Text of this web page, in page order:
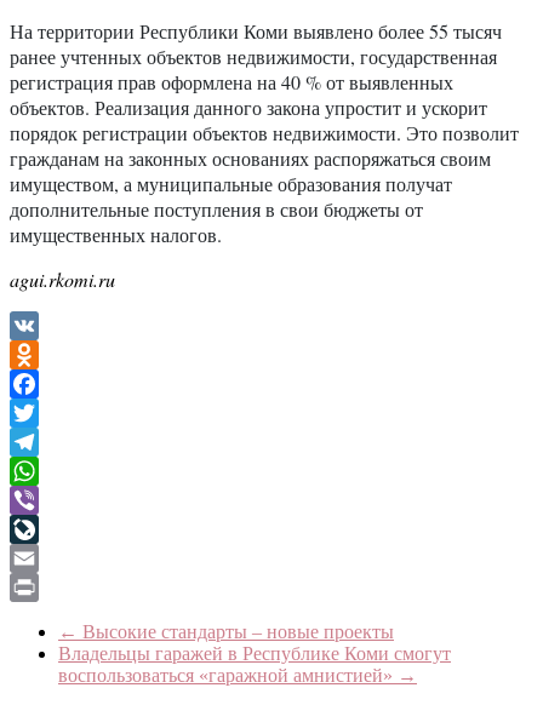
На территории Республики Коми выявлено более 55 тысяч
ранее учтенных объектов недвижимости, государственная
регистрация прав оформлена на 40 % от выявленных
объектов. Реализация данного закона упростит и ускорит
порядок регистрации объектов недвижимости. Это позволит
гражданам на законных основаниях распоряжаться своим
имуществом, а муниципальные образования получат
дополнительные поступления в свои бюджеты от
имущественных налогов.
agui.rkomi.ru
VK
Odnoklassniki
Facebook
Twitter
Telegram
WhatsApp
Viber
LiveJournal
Email
← Высокие стандарты – новые проекты
Владельцы гаражей в Республике Коми смогут
воспользоваться «гаражной амнистией» →